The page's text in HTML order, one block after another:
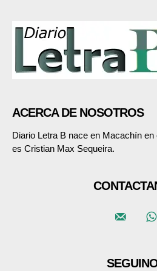
ACERCA DE NOSOTROS
Diario Letra B nace en Macachín
es Cristian Max Sequeira.